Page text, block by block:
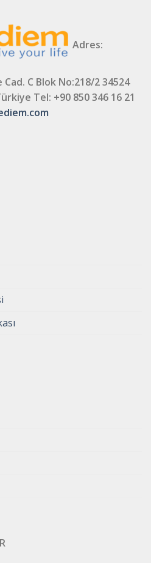
Adres:
C Blok No:218/2 34524
Tel: +90 850 346 16 21